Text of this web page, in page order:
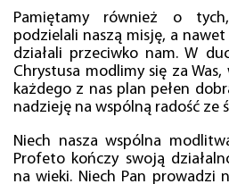
Pamiętamy również o
podzielali naszą misję, a
działali przeciwko nam. W
Chrystusa modlimy się za
każdego z nas plan pełen
nadzieję na wspólną radość ze
Niech nasza wspólna
Profeto kończy swoją
na wieki. Niech Pan prowadzi